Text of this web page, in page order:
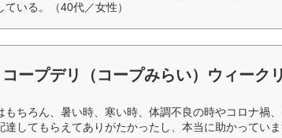
ている。（40代／女性）
コープデリ（コープみらい）ウィーク
もちろん、暑い時、寒い時、体調不良の時やコロナ禍
達してもらえてありがたかったし、本当に助かっていま